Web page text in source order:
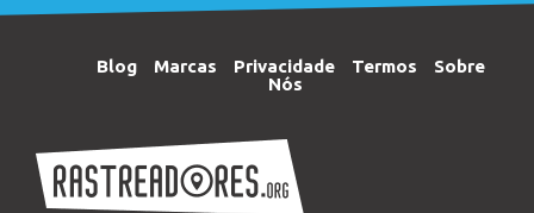
Blog Marcas Privacidade Termos
Sobre
Nós